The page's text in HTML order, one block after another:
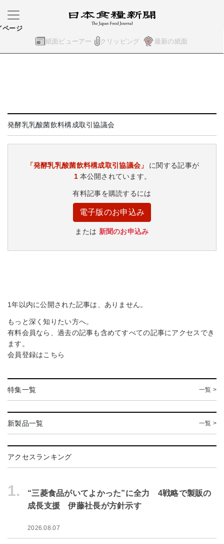
紙面ビューアー クリッピング 最新の紙面
ページ
発酵乳乳酸菌飲料構成取引協議会
「発酵乳乳酸菌飲料構成取引協議会」
に関する記事が
1 本公開されています。
有料記事を購読するには
電子版のお申込み
または 新聞のお申込み
1年以内に公開された記事は、ありません。
もっと深く知りたい方へ。
有料会員なら、過去の記事も含めてすべての記事にアクセスでき
ます。
会員登録はこちら
特集一覧 一覧 >
新製品一覧 一覧 >
アクセスランキング
1.
“三菱食品がいてよかった”に全力 4戦略で製販の
成長支援 伊藤社長が方針示す
2026.08.07